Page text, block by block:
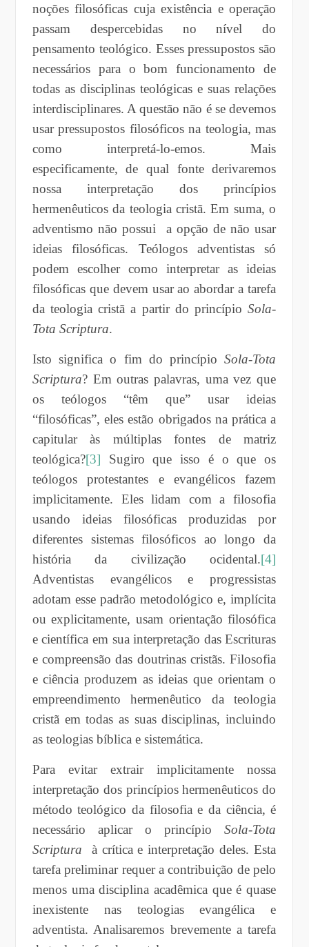
noções filosóficas cuja existência e operação
passam despercebidas no nível do
pensamento teológico. Esses pressupostos são
necessários para o bom funcionamento de
todas as disciplinas teológicas e suas relações
interdisciplinares. A questão não é se devemos
usar pressupostos filosóficos na teologia, mas
como interpretá-lo-emos. Mais
especificamente, de qual fonte derivaremos
nossa interpretação dos princípios
hermenêuticos da teologia cristã. Em suma, o
adventismo não possui a opção de não usar
ideias filosóficas. Teólogos adventistas só
podem escolher como interpretar as ideias
filosóficas que devem usar ao abordar a tarefa
da teologia cristã a partir do princípioSola-
Tota Scriptura.
Isto significa o fim do princípioSola-Tota
Scriptura? Em outras palavras, uma vez que
os teólogos “têm que” usar ideias
“filosóficas”, eles estão obrigados na prática a
capitular às múltiplas fontes de matriz
teológica?[3] Sugiro que isso é o que os
teólogos protestantes e evangélicos fazem
implicitamente. Eles lidam com a filosofia
usando ideias filosóficas produzidas por
diferentes sistemas filosóficos ao longo da
história da civilização ocidental.[4]
Adventistas evangélicos e progressistas
adotam esse padrão metodológico e, implícita
ou explicitamente, usam orientação filosófica
e científica em sua interpretação das Escrituras
e compreensão das doutrinas cristãs. Filosofia
e ciência produzem as ideias que orientam o
empreendimento hermenêutico da teologia
cristã em todas as suas disciplinas, incluindo
as teologias bíblica e sistemática.
Para evitar extrair implicitamente nossa
interpretação dos princípios hermenêuticos do
método teológico da filosofia e da ciência, é
necessário aplicar o princípioSola-Tota
Scriptura à crítica e interpretação deles. Esta
tarefa preliminar requer a contribuição de pelo
menos uma disciplina acadêmica que é quase
inexistente nas teologias evangélica e
adventista. Analisaremos brevemente a tarefa